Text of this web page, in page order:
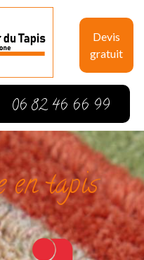
Devis
gratuit
06 82 46 66 99
en tapis